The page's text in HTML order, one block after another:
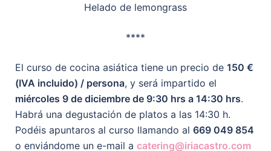
Helado de lemongrass
****
El curso de cocina asiática tiene un precio de 150 €
(IVA incluido) / persona, y será impartido el
miércoles 9 de diciembre de 9:30 hrs a 14:30 hrs.
Habrá una degustación de platos a las 14:30 h.
Podéis apuntaros al curso llamando al 669 049 854
o enviándome un e-mail a catering@iriacastro.com